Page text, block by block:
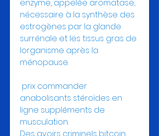
enzyme, appelée aromatase,
nécessaire à la synthèse des
estrogènes par la glande
surrénale et les tissus gras de
lorganisme après la
ménopause.
anabolisants stéroïdes en
ligne suppléments de
musculation.